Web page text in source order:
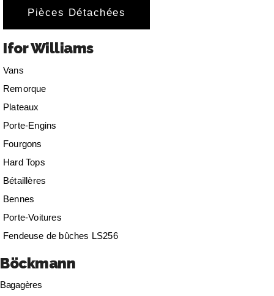
Pièces Détachées
Ifor Williams
Vans
Remorque
Plateaux
Porte-Engins
Fourgons
Hard Tops
Bétaillères
Bennes
Porte-Voitures
Fendeuse de bûches LS256
Böckmann
Bagagères